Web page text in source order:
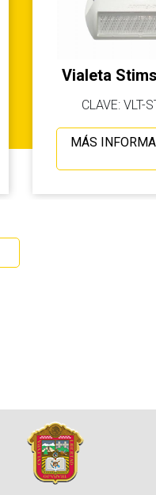
Vialeta
CLAVE: VLT-
MÁS